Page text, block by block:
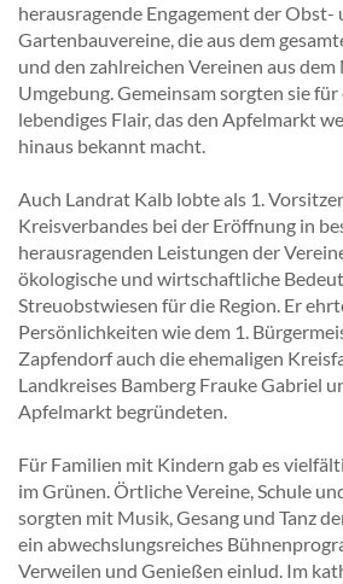
herausragende Engagement der Obst-
Gartenbauvereine, die aus dem
und den zahlreichen Vereinen aus
Umgebung. Gemeinsam sorgten sie
lebendiges Flair, das den Apfelmarkt
hinaus bekannt macht.
Auch Landrat Kalb lobte als 1.
Kreisverbandes bei der Eröffnung in
herausragenden Leistungen der
ökologische und wirtschaftliche
Streuobstwiesen für die Region. Er
Persönlichkeiten wie dem 1.
Zapfendorf auch die ehemaligen
Landkreises Bamberg Frauke Gabriel
Apfelmarkt begründeten.
Für Familien mit Kindern gab es
im Grünen. Örtliche Vereine, Schule
sorgten mit Musik, Gesang und Tanz
ein abwechslungsreiches
Verweilen und Genießen einlud. Im